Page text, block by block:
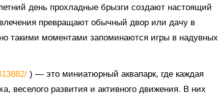
день прохладные брызги создают настоящий
превращают обычный двор или дачу в
такими моментами запоминаются игры в надувных
) — это миниатюрный аквапарк, где каждая
веселого развития и активного движения. В них